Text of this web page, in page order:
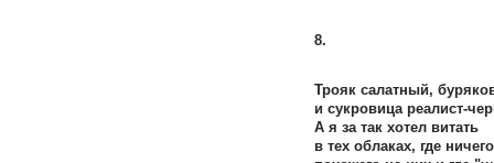
8.
Трояк салатный,
и сукровица реалист-
А я за так хотел витать
в тех облаках, где